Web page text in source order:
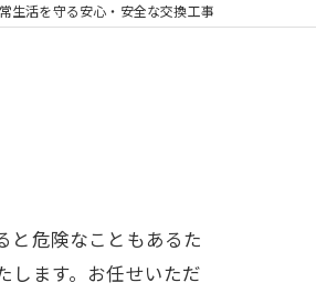
生活を守る安心・安全な交換工事
と危険なこともあるた
します。お任せいただ